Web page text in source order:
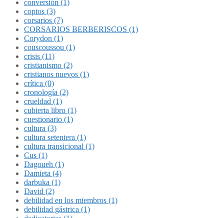
conversión (1)
coptos (3)
corsarios (7)
CORSARIOS BERBERISCOS (1)
Corydon (1)
couscoussou (1)
crisis (11)
cristianismo (2)
cristianos nuevos (1)
crítica (0)
cronología (2)
crueldad (1)
cubierta libro (1)
cuestionario (1)
cultura (3)
cultura setentera (1)
cultura transicional (1)
Cus (1)
Dagoueh (1)
Damieta (4)
darbuka (1)
David (2)
debilidad en los miembros (1)
debilidad gástrica (1)